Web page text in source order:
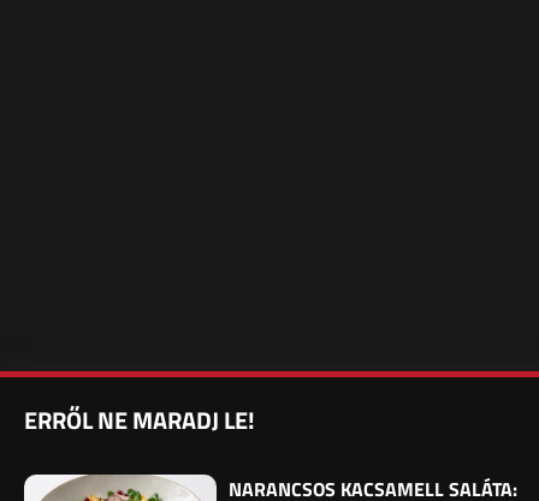
ERRŐL NE MARADJ LE!
NARANCSOS KACSAMELL SALÁTA: